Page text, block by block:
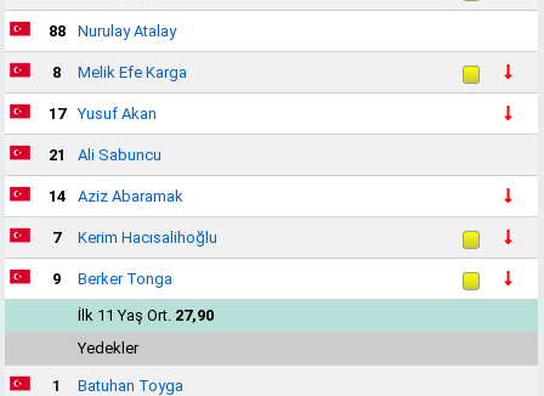
88 Nurulay Atalay
8 Melik Efe Karga
17 Yusuf Akan
21 Ali Sabuncu
14 Aziz Abaramak
7 Kerim Hacısalihoğlu
9
Berker Tonga
İlk 11 Yaş Ort. 27,90
Yedekler
1 Batuhan Toyga